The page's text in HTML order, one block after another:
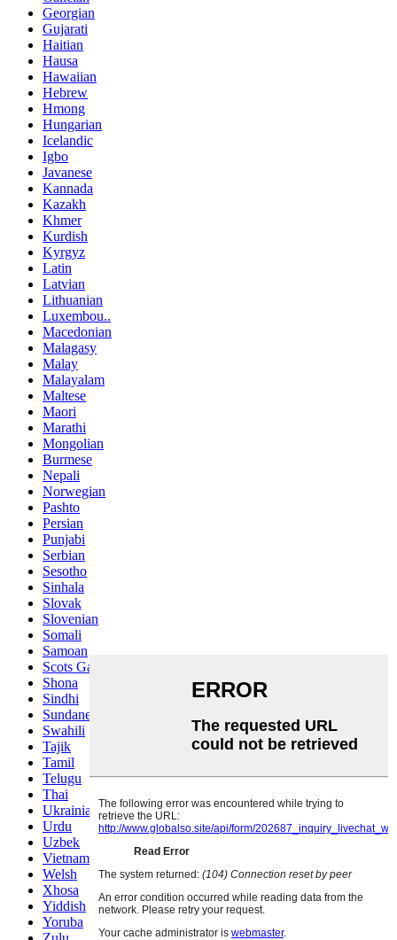
Georgian
Gujarati
Haitian
Hausa
Hawaiian
Hebrew
Hmong
Hungarian
Icelandic
Igbo
Javanese
Kannada
Kazakh
Khmer
Kurdish
Kyrgyz
Latin
Latvian
Lithuanian
Luxembou..
Macedonian
Malagasy
Malay
Malayalam
Maltese
Maori
Marathi
Mongolian
Burmese
Nepali
Norwegian
Pashto
Persian
Punjabi
Serbian
Sesotho
Sinhala
Slovak
Slovenian
Somali
Samoan
Scots Gaelic
Shona
Sindhi
Sundanese
Swahili
Tajik
Tamil
Telugu
Thai
Ukrainian
Urdu
Uzbek
Vietnamese
Welsh
Xhosa
Yiddish
Yoruba